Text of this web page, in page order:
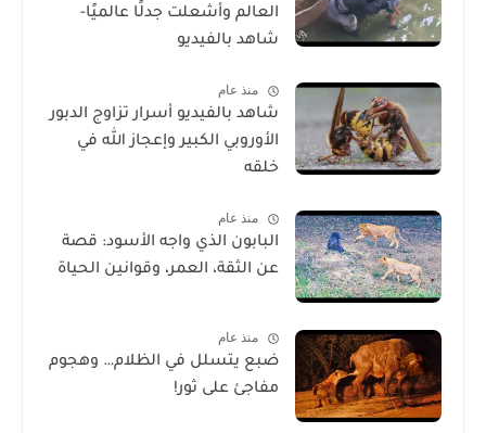
العالم وأشعلت جدلًا عالميًا-
شاهد بالفيديو
منذ عام
شاهد بالفيديو أسرار تزاوج الدبور
الأوروبي الكبير وإعجاز الله في
خلقه
منذ عام
البابون الذي واجه الأسود: قصة
عن الثقة، العمر، وقوانين الحياة
منذ عام
ضبع يتسلل في الظلام… وهجوم
مفاجئ على ثور!